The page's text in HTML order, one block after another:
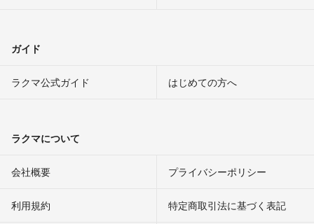
ガイド
ラクマ公式ガイド はじめての方へ
ラクマについて
会社概要 プライバシーポリシー
利用規約 特定商取引法に基づく表記